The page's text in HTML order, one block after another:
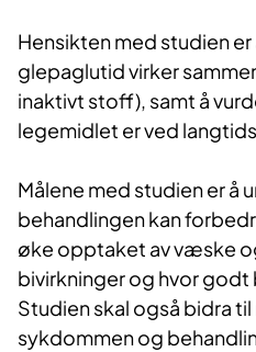
Hensikten med studien
glepaglutid virker
inaktivt stoff), samt å
legemidlet er ved
Målene med studien er å
behandlingen kan
øke opptaket av væske
bivirkninger og hvor
Studien skal også bidra
sykdommen og